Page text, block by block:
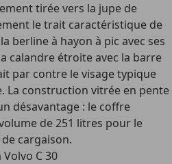
tirée vers la jupe de
le trait caractéristique de
berline à hayon à pic avec ses
calandre étroite avec la barre
par contre le visage typique
La construction vitrée en pente
désavantage : le coffre
de 251 litres pour le
cargaison.
C 30